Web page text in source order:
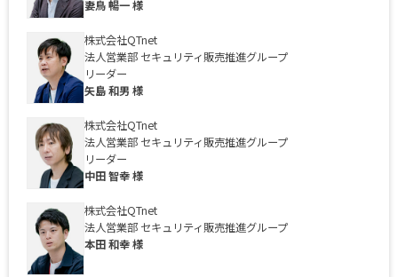
妻鳥 暢一 様
株式会社QTnet
法人営業部 セキュリティ販売推進グループ
リーダー
矢島 和男 様
株式会社QTnet
法人営業部 セキュリティ販売推進グループ
リーダー
中田 智幸 様
株式会社QTnet
法人営業部 セキュリティ販売推進グループ
本田 和幸 様